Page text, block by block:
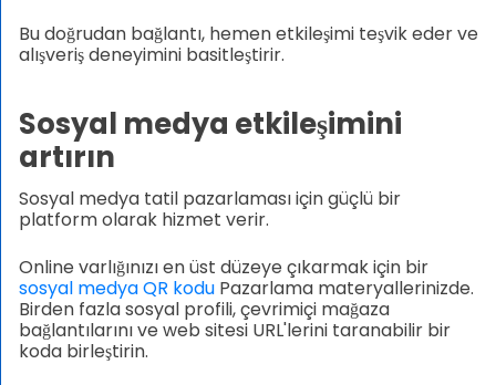
Bu doğrudan bağlantı, hemen etkileşimi teşvik eder ve
alışveriş deneyimini basitleştirir.
Sosyal medya etkileşimini
artırın
Sosyal medya tatil pazarlaması için güçlü bir
platform olarak hizmet verir.
Online varlığınızı en üst düzeye çıkarmak için bir
sosyal medya QR koduPazarlama materyallerinizde.
Birden fazla sosyal profili, çevrimiçi mağaza
bağlantılarını ve web sitesi URL'lerini taranabilir bir
koda birleştirin.